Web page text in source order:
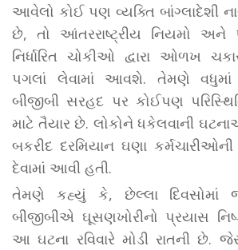
આવેલો કોઈ પણ વ્યક્તિ બાંગ્લાદેશી
છે, તો આંતરરાષ્ટ્રીય નિયમો અને
નિર્ધારિત ચોકીઓ દ્વારા ઓળખ
પગલાં લેવામાં આવશે. તેમણે
બીજીબી સરહદ પર કોઈપણ
માટે તૈયાર છે. લોકોને ધકેલવાની
બકરીદ દરમિયાન ઘણા
દેવામાં આવી હતી.
તેમણે કહ્યું કે, છેલ્લા દિવસોમાં
બીજીબીએ ઘૂસણખોરીનો પ્રયાસ
આ ઘટના રવિવારે મોડી રાતની છે.